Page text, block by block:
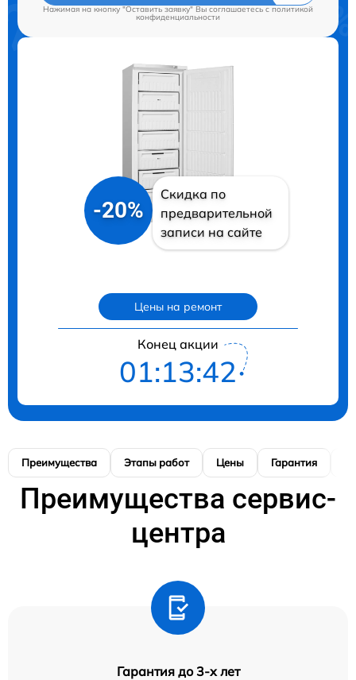
Нажимая на кнопку "Оставить заявку" Вы соглашаетесь cполитикой
конфиденциальности
-20%
Скидка по
предварительной
записи на сайте
Цены на ремонт
Конец акции
01:13:41
Преимущества Этапы работ Цены Гарантия
Преимущества сервис-
центра
Гарантия до 3-х лет